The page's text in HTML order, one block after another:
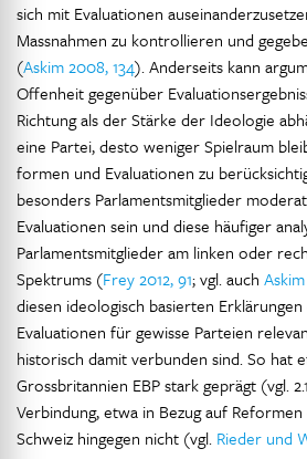
sich mit Evaluationen
Massnahmen zu kontrollieren und
(Askim 2008, 134). Anderseits kann
Offenheit gegenüber
Richtung als der Stärke der Ideologie
eine Partei, desto weniger Spielraum
formen und Evaluationen zu
besonders Parlamentsmitglieder
Evaluationen sein und diese häufiger
Parlamentsmitglieder am linken oder
Spektrums (Frey 2012, 91; vgl. auch
diesen ideologisch basierten
Evaluationen für gewisse Parteien
historisch damit verbunden sind. So hat
Grossbritannien EBP stark geprägt (vgl.
Verbindung, etwa in Bezug auf
Schweiz hingegen nicht (vgl. Rieder und